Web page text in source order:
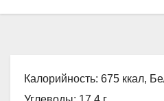
Калорийность: 675 ккал,